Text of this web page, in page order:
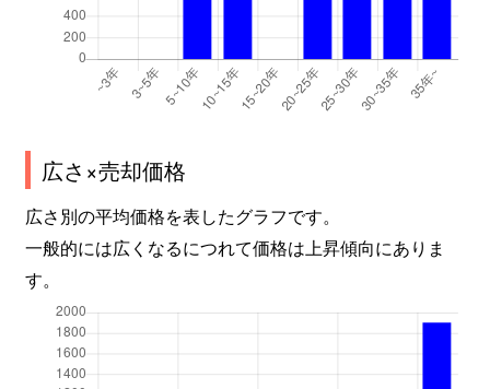
広さ×売却価格
広さ別の平均価格を表したグラフです。
一般的には広くなるにつれて価格は上昇傾向にありま
す。